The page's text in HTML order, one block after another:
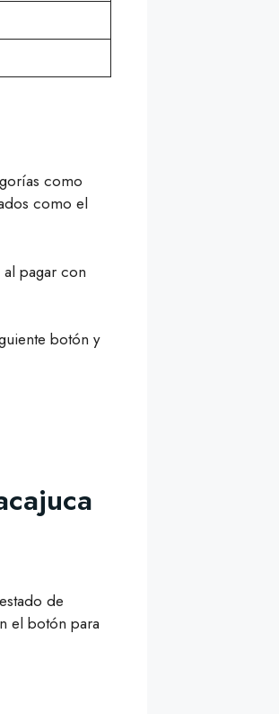
como
como el
pagar con
botón y
de
el botón para